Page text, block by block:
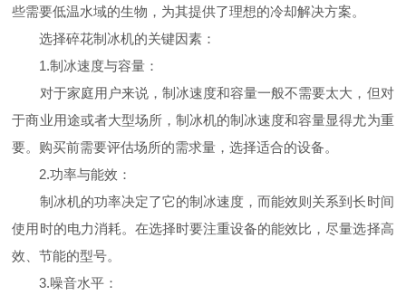
些需要低温水域的生物，为其提供了理想的冷却解决方案。
选择碎花制冰机的关键因素：
1.制冰速度与容量：
对于家庭用户来说，制冰速度和容量一般不需要太大，但对
于商业用途或者大型场所，制冰机的制冰速度和容量显得尤为重
要。购买前需要评估场所的需求量，选择适合的设备。
2.功率与能效：
制冰机的功率决定了它的制冰速度，而能效则关系到长时间
使用时的电力消耗。在选择时要注重设备的能效比，尽量选择高
效、节能的型号。
3.噪音水平：